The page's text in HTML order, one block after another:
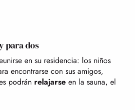
para dos
en su residencia: los niños
encontrarse con sus amigos,
podrán relajarse en la sauna, el